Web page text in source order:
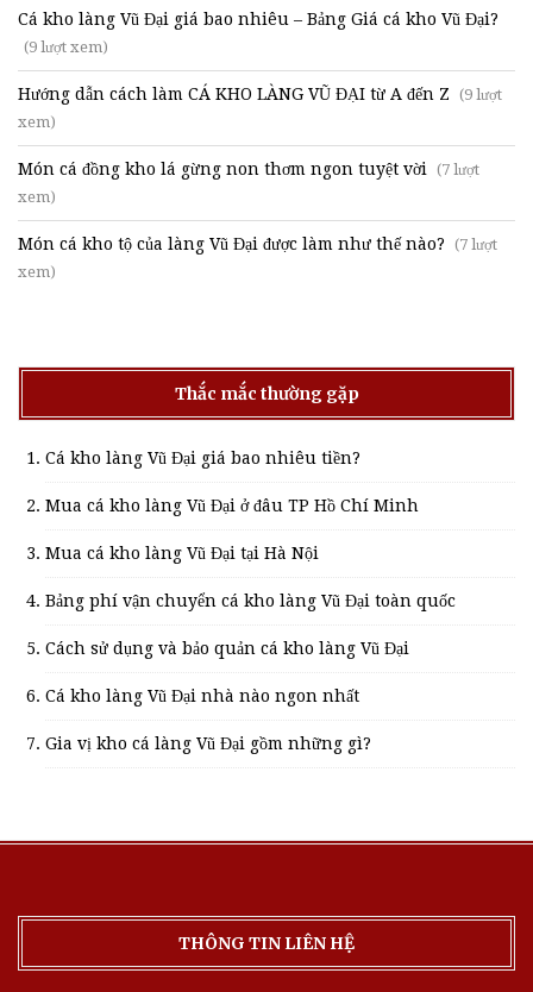
Cá kho làng Vũ Đại giá bao nhiêu – Bảng Giá cá kho Vũ Đại?
(9 lượt xem)
Hướng dẫn cách làm CÁ KHO LÀNG VŨ ĐẠI từ A đến Z (9 lượt
xem)
Món cá đồng kho lá gừng non thơm ngon tuyệt vời (7 lượt
xem)
Món cá kho tộ của làng Vũ Đại được làm như thế nào? (7 lượt
xem)
Thắc mắc thường gặp
Cá kho làng Vũ Đại giá bao nhiêu tiền?
Mua cá kho làng Vũ Đại ở đâu TP Hồ Chí Minh
Mua cá kho làng Vũ Đại tại Hà Nội
Bảng phí vận chuyển cá kho làng Vũ Đại toàn quốc
Cách sử dụng và bảo quản cá kho làng Vũ Đại
Cá kho làng Vũ Đại nhà nào ngon nhất
Gia vị kho cá làng Vũ Đại gồm những gì?
THÔNG TIN LIÊN HỆ